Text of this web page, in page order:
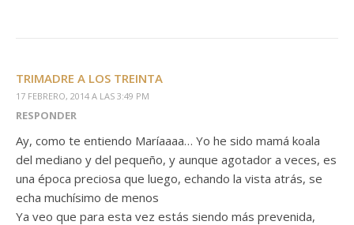
TRIMADRE A LOS TREINTA
17 FEBRERO, 2014 A LAS 3:49 PM
RESPONDER
Ay, como te entiendo Maríaaaa… Yo he sido mamá koala
del mediano y del pequeño, y aunque agotador a veces, es
una época preciosa que luego, echando la vista atrás, se
echa muchísimo de menos
Ya veo que para esta vez estás siendo más prevenida,